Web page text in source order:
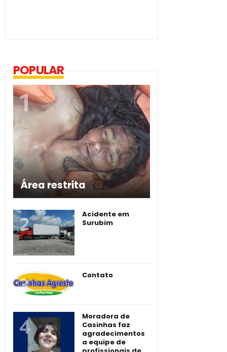
POPULAR
Área restrita
Acidente em
Surubim
Contato
Moradora de
Casinhas faz
agradecimentos
a equipe de